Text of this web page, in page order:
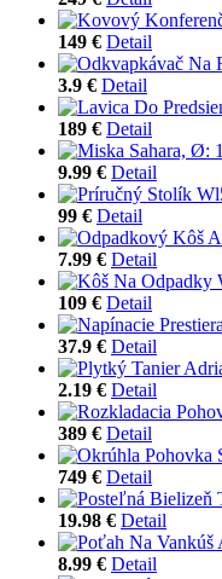
149 € Detail
3.9 € Detail
189 € Detail
9.99 € Detail
99 € Detail
7.99 € Detail
109 € Detail
37.9 € Detail
2.19 € Detail
389 € Detail
749 € Detail
19.98 € Detail
8.99 € Detail